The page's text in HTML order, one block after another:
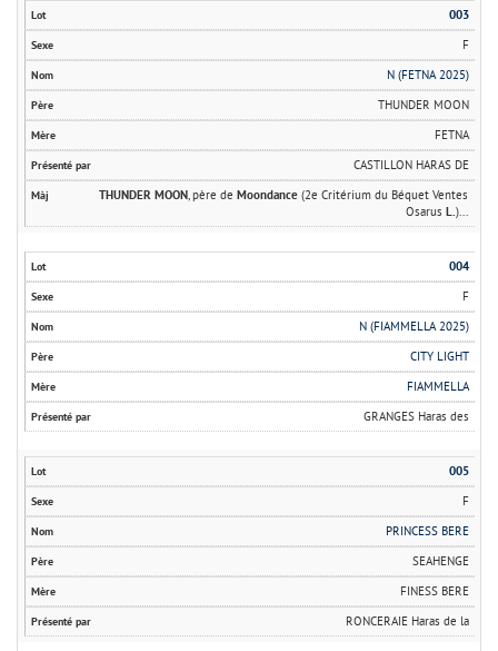
003
F
N (FETNA 2025)
THUNDER MOON
FETNA
CASTILLON HARAS DE
THUNDER MOON , père deMoondance (2e Critérium du Béquet Ventes
OsarusL.)...
004
F
N (FIAMMELLA 2025)
CITY LIGHT
FIAMMELLA
GRANGES Haras des
005
F
PRINCESS BERE
SEAHENGE
FINESS BERE
RONCERAIE Haras de la